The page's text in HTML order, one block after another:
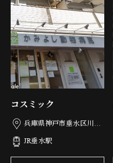
コスミック
兵庫県神戸市垂水区川原
JR垂水駅